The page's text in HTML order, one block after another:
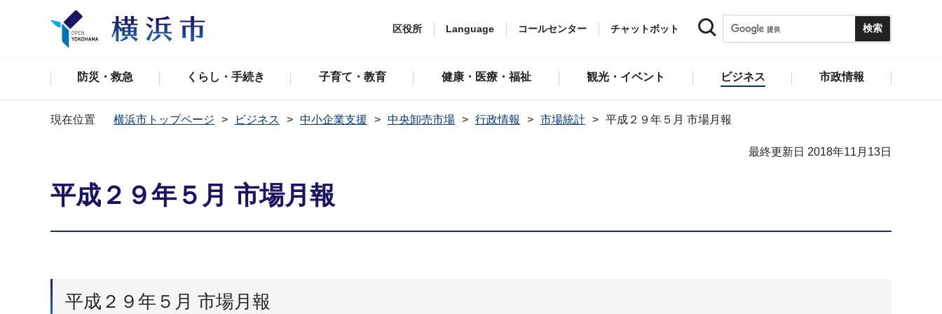
区役所 Language コールセンター チャットボット
防災・救急 くらし・手続き 子育て・教育 健康・医療・福祉 観光・イベント ビジネス 市政情報
現在位置 横浜市トップページ ビジネス 中小企業支援 中央卸売市場 行政情報 市場統計 平成２９年５月 市場月報
最終更新日 2018年11月13日
平成２９年５月 市場月報
平成２９年５月 市場月報